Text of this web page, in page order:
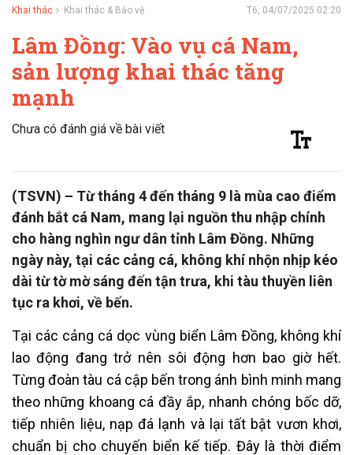
Khai thác Khai thác & Bảo vệ T6, 04/07/2025 02:20
Lâm Đồng: Vào vụ cá Nam,
sản lượng khai thác tăng
mạnh
Chưa có đánh giá về bài viết
(TSVN) – Từ tháng 4 đến tháng 9 là mùa cao điểm
đánh bắt cá Nam, mang lại nguồn thu nhập chính
cho hàng nghìn ngư dân tỉnh Lâm Đồng. Những
ngày này, tại các cảng cá, không khí nhộn nhịp kéo
dài từ tờ mờ sáng đến tận trưa, khi tàu thuyền liên
tục ra khơi, về bến.
Tại các cảng cá dọc vùng biển Lâm Đồng, không khí
lao động đang trở nên sôi động hơn bao giờ hết.
Từng đoàn tàu cá cập bến trong ánh bình minh mang
theo những khoang cá đầy ắp, nhanh chóng bốc dỡ,
tiếp nhiên liệu, nạp đá lạnh và lại tất bật vươn khơi,
chuẩn bị cho chuyến biển kế tiếp. Đây là thời điểm